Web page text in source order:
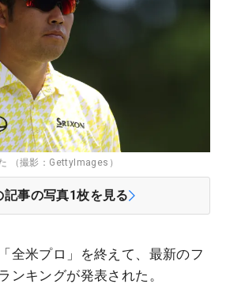
（撮影：GettyImages）
記事の写真1枚を見る
全米プロ」を終えて、最新のフ
ンキングが発表された。